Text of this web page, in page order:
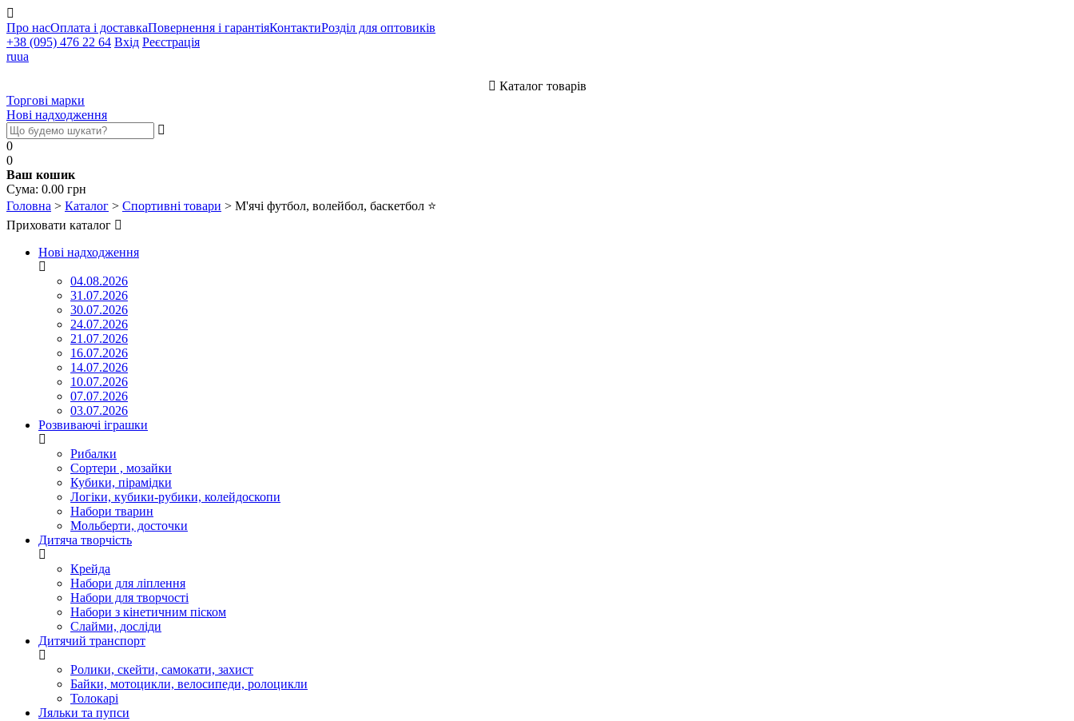
Про насОплата і доставкаПовернення і гарантіяКонтактиРозділ для оптовиків
+38 (095) 476 22 64 Вхід Реєстрація
ruua
Каталог товарів
Торгові марки
Нові надходження
0
0
Ваш кошик
Cума: 0.00 грн
Головна > Каталог > Спортивні товари > М'ячі футбол, волейбол, баскетбол ⭐
Приховати каталог
Нові надходження
04.08.2026
31.07.2026
30.07.2026
24.07.2026
21.07.2026
16.07.2026
14.07.2026
10.07.2026
07.07.2026
03.07.2026
Розвиваючі іграшки
Рибалки
Сортери , мозайки
Кубики, пірамідки
Логіки, кубики-рубики, колейдоскопи
Набори тварин
Мольберти, досточки
Дитяча творчість
Крейда
Набори для ліплення
Набори для творчості
Набори з кінетичним піском
Слайми, досліди
Дитячий транспорт
Ролики, скейти, самокати, захист
Байки, мотоцикли, велосипеди, ролоцикли
Толокарі
Ляльки та пупси